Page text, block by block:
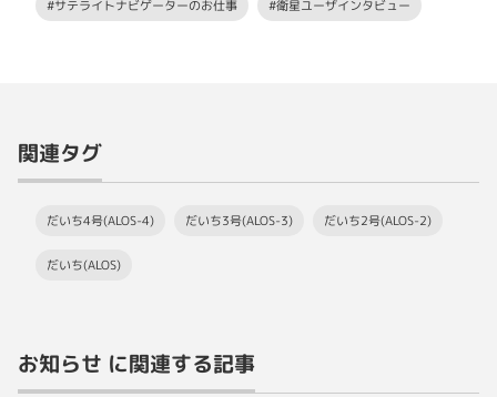
#サテライトナビゲーターのお仕事 #衛星ユーザインタビュー
関連タグ
だいち4号(ALOS-4) だいち3号(ALOS-3) だいち2号(ALOS-2)
だいち(ALOS)
お知らせ に関連する記事